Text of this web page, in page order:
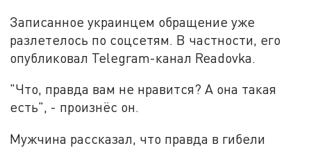
Записанное украинцем обращение уже
разлетелось по соцсетям. В частности, его
опубликовал Telegram-канал Readovka.
"Что, правда вам не нравится? А она такая
есть", - произнёс он.
Мужчина рассказал, что правда в гибели